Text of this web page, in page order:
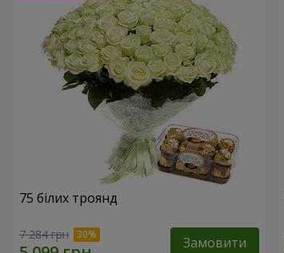
75 білих троянд
7 284 грн Замовити